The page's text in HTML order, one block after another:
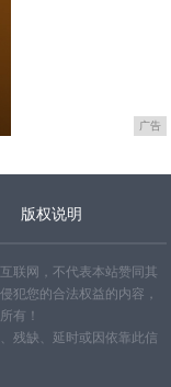
广告
版权说明
联网，不代表本站赞同其
犯您的合法权益的内容，
有！
残缺、延时或因依靠此信